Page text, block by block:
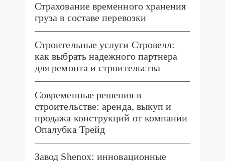
Страхование временного хранения
груза в составе перевозки
Строительные услуги Стровелл:
как выбрать надежного партнера
для ремонта и строительства
Современные решения в
строительстве: аренда, выкуп и
продажа конструкций от компании
Опалубка Трейд
Завод Shenox: инновационные